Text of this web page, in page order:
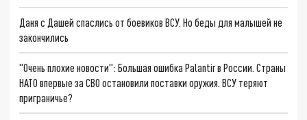
Даня с Дашей спаслись от боевиков ВСУ. Но беды для малышей не
закончились
"Очень плохие новости": Большая ошибка Palantir в России. Страны
НАТО впервые за СВО остановили поставки оружия. ВСУ теряют
приграничье?